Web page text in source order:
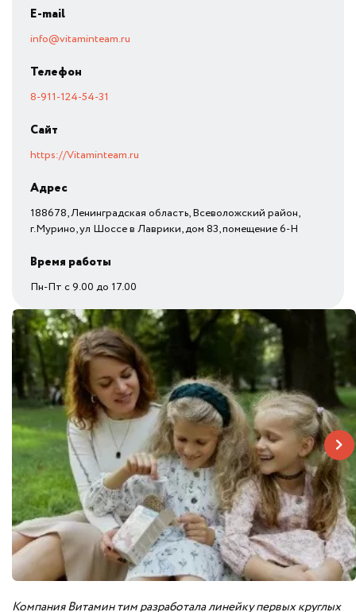
E-mail
info@vitaminteam.ru
Телефон
8-911-124-54-31
Сайт
https://Vitaminteam.ru
Адрес
188678, Ленинградская область, Всеволожский район,
г.Мурино, ул Шоссе в Лаврики, дом 83, помещение 6-Н
Время работы
Пн-Пт с 9.00 до 17.00
Компания Витамин тим разработала линейку первых круглых